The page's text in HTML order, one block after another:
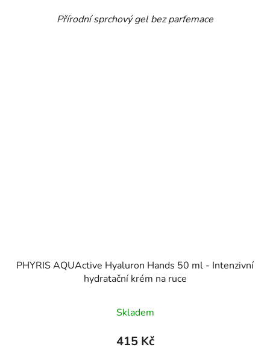
Přírodní sprchový gel bez parfemace
PHYRIS AQUActive Hyaluron Hands 50 ml - Intenzivní
hydratační krém na ruce
Skladem
415 Kč